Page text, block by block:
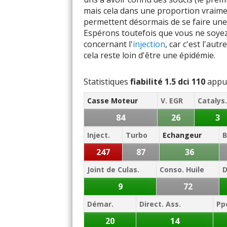
2.0 DCI
2.0 DCI
2.0 DCI
2.2 DCI
2.2 DCI
2.2 DCI
2.2 DCI
mais cela dans une proportion
permettent désormais de se faire
Espérons toutefois que vous ne
concernant l'injection, car c'est
cela reste loin d'être une épidémie.
Statistiques fiabilité 1.5 dci 110
Casse Moteur V. EGR Catalys.
84 26 3
Inject. Turbo Echangeur
247 87 36
Joint de Culas. Conso. Huile
9 72
Démar. Direct. Ass.
20 14